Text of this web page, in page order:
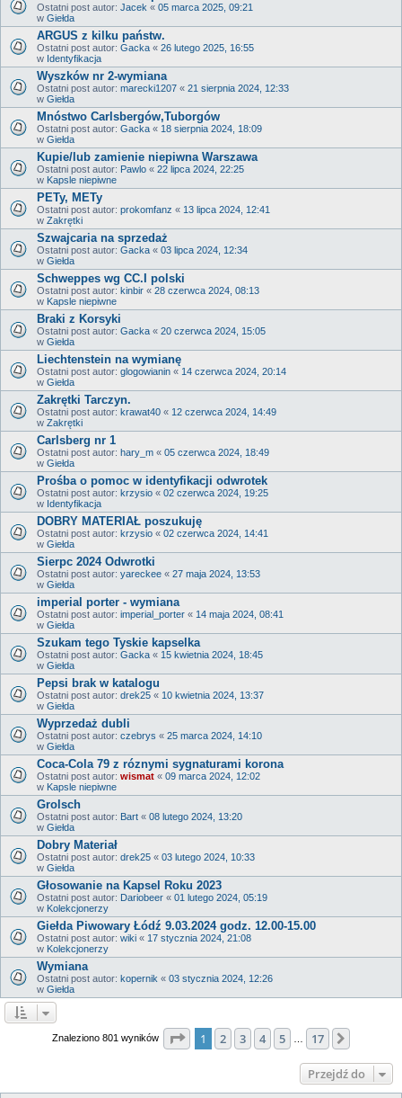
Ostatni post autor: Jacek « 05 marca 2025, 09:21
w Giełda
ARGUS z kilku państw.
Ostatni post autor: Gacka « 26 lutego 2025, 16:55
w Identyfikacja
Wyszków nr 2-wymiana
Ostatni post autor: marecki1207 « 21 sierpnia 2024, 12:33
w Giełda
Mnóstwo Carlsbergów,Tuborgów
Ostatni post autor: Gacka « 18 sierpnia 2024, 18:09
w Giełda
Kupie/lub zamienie niepiwna Warszawa
Ostatni post autor: Pawlo « 22 lipca 2024, 22:25
w Kapsle niepiwne
PETy, METy
Ostatni post autor: prokomfanz « 13 lipca 2024, 12:41
w Zakrętki
Szwajcaria na sprzedaż
Ostatni post autor: Gacka « 03 lipca 2024, 12:34
w Giełda
Schweppes wg CC.I polski
Ostatni post autor: kinbir « 28 czerwca 2024, 08:13
w Kapsle niepiwne
Braki z Korsyki
Ostatni post autor: Gacka « 20 czerwca 2024, 15:05
w Giełda
Liechtenstein na wymianę
Ostatni post autor: glogowianin « 14 czerwca 2024, 20:14
w Giełda
Zakrętki Tarczyn.
Ostatni post autor: krawat40 « 12 czerwca 2024, 14:49
w Zakrętki
Carlsberg nr 1
Ostatni post autor: hary_m « 05 czerwca 2024, 18:49
w Giełda
Prośba o pomoc w identyfikacji odwrotek
Ostatni post autor: krzysio « 02 czerwca 2024, 19:25
w Identyfikacja
DOBRY MATERIAŁ poszukuję
Ostatni post autor: krzysio « 02 czerwca 2024, 14:41
w Giełda
Sierpc 2024 Odwrotki
Ostatni post autor: yareckee « 27 maja 2024, 13:53
w Giełda
imperial porter - wymiana
Ostatni post autor: imperial_porter « 14 maja 2024, 08:41
w Giełda
Szukam tego Tyskie kapselka
Ostatni post autor: Gacka « 15 kwietnia 2024, 18:45
w Giełda
Pepsi brak w katalogu
Ostatni post autor: drek25 « 10 kwietnia 2024, 13:37
w Giełda
Wyprzedaż dubli
Ostatni post autor: czebrys « 25 marca 2024, 14:10
w Giełda
Coca-Cola 79 z róznymi sygnaturami korona
Ostatni post autor: wismat « 09 marca 2024, 12:02
w Kapsle niepiwne
Grolsch
Ostatni post autor: Bart « 08 lutego 2024, 13:20
w Giełda
Dobry Materiał
Ostatni post autor: drek25 « 03 lutego 2024, 10:33
w Giełda
Głosowanie na Kapsel Roku 2023
Ostatni post autor: Dariobeer « 01 lutego 2024, 05:19
w Kolekcjonerzy
Giełda Piwowary Łódź 9.03.2024 godz. 12.00-15.00
Ostatni post autor: wiki « 17 stycznia 2024, 21:08
w Kolekcjonerzy
Wymiana
Ostatni post autor: kopernik « 03 stycznia 2024, 12:26
w Giełda
Znaleziono 801 wyników Strona z17
1 2 3 4 5 17
Przejdź do